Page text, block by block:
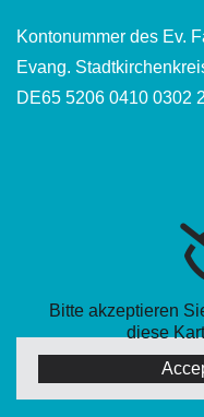
Kontonummer des Ev.
Evang.
DE65 5206 0410 0302
Bitte akzeptieren
diese